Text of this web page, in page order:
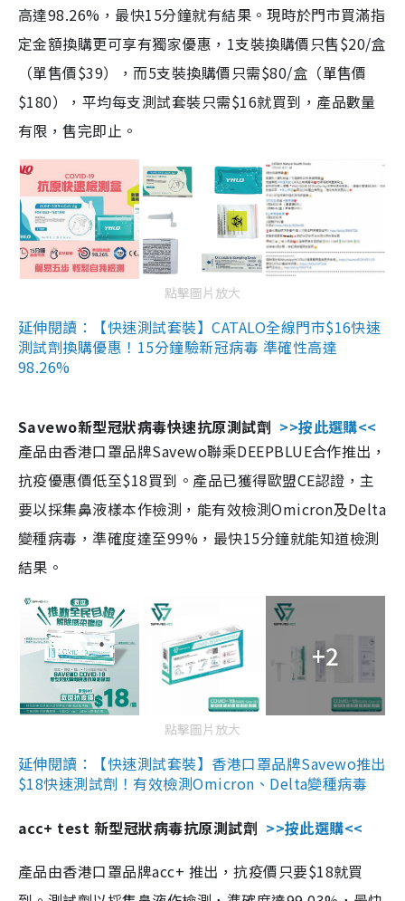
高達98.26%，最快15分鐘就有結果。現時於門市買滿指
定金額換購更可享有獨家優惠，1支裝換購價只售$20/盒
（單售價$39），而5支裝換購價只需$80/盒（單售價
$180），平均每支測試套裝只需$16就買到，產品數量
有限，售完即止。
點擊圖片放大
延伸閱讀：【快速測試套裝】CATALO全線門市$16快速
測試劑換購優惠！15分鐘驗新冠病毒 準確性高達
98.26%
Savewo新型冠狀病毒快速抗原測試劑 >>按此選購<<
產品由香港口罩品牌Savewo聯乘DEEPBLUE合作推出，
抗疫優惠價低至$18買到。產品已獲得歐盟CE認證，主
要以採集鼻液樣本作檢測，能有效檢測Omicron及Delta
變種病毒，準確度達至99%，最快15分鐘就能知道檢測
結果。
+2
點擊圖片放大
延伸閱讀：【快速測試套裝】香港口罩品牌Savewo推出
$18快速測試劑！有效檢測Omicron、Delta變種病毒
acc+ test 新型冠狀病毒抗原測試劑 >>按此選購<<
產品由香港口罩品牌acc+ 推出，抗疫價只要$18就買